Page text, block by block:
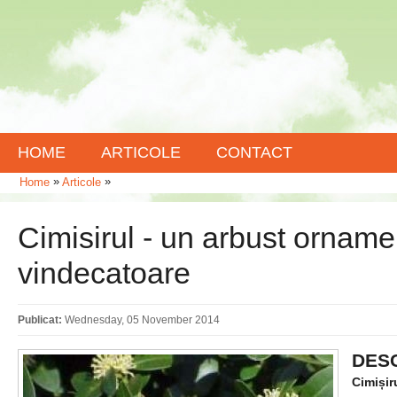
HOME ARTICOLE CONTACT
Home » Articole »
Cimisirul - un arbust
vindecatoare
Publicat: Wednesday, 05 November 2014